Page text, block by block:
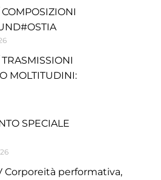
COMPOSIZIONI
TRASMISSIONI
MOLTITUDINI:
SPECIALE
Corporeità performativa,